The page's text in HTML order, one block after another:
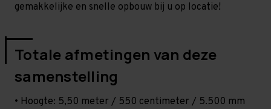
gemakkelijke en snelle opbouw bij u op locatie!
Totale afmetingen van deze
samenstelling
• Hoogte: 5,50 meter / 550 centimeter / 5.500 mm